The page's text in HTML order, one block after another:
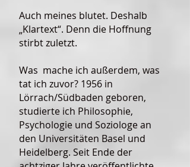
Auch meines blutet. Deshalb
„Klartext“. Denn die Hoffnung
stirbt zuletzt.
Was mache ich außerdem, was
tat ich zuvor? 1956 in
Lörrach/Südbaden geboren,
studierte ich Philosophie,
Psychologie und Soziologe an
den Universitäten Basel und
Heidelberg. Seit Ende der